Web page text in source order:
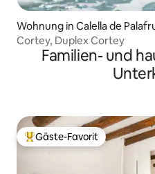
Wohnung in Calella de
Cortey, Duplex Cortey
Familien- und
Beliebter Gäste-Favorit.
Gäste-Favorit